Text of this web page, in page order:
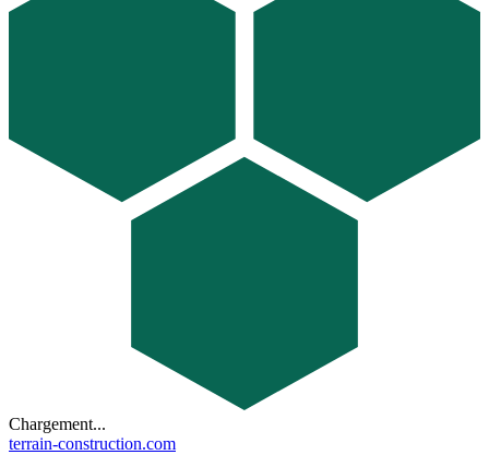
Chargement...
terrain-construction.com